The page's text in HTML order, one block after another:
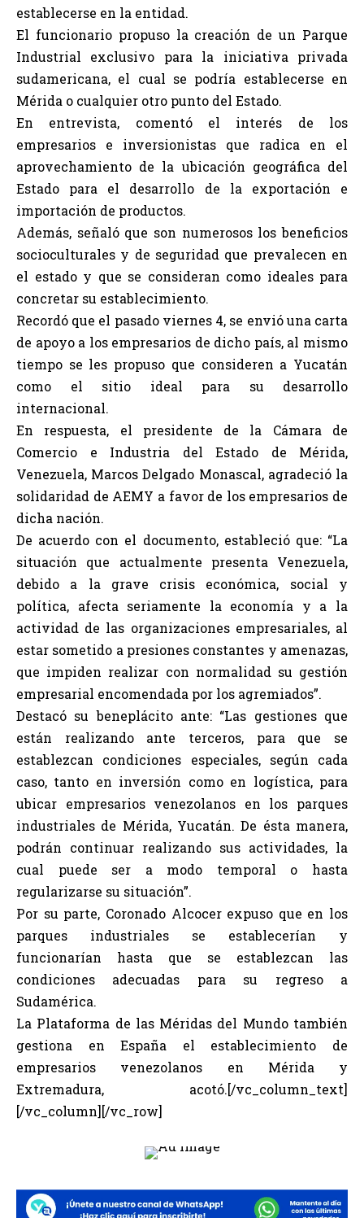
establecerse en la entidad.
El funcionario propuso la creación de un Parque
Industrial exclusivo para la iniciativa privada
sudamericana, el cual se podría establecerse en
Mérida o cualquier otro punto del Estado.
En entrevista, comentó el interés de los
empresarios e inversionistas que radica en el
aprovechamiento de la ubicación geográfica del
Estado para el desarrollo de la exportación e
importación de productos.
Además, señaló que son numerosos los beneficios
socioculturales y de seguridad que prevalecen en
el estado y que se consideran como ideales para
concretar su establecimiento.
Recordó que el pasado viernes 4, se envió una carta
de apoyo a los empresarios de dicho país, al mismo
tiempo se les propuso que consideren a Yucatán
como el sitio ideal para su desarrollo
internacional.
En respuesta, el presidente de la Cámara de
Comercio e Industria del Estado de Mérida,
Venezuela, Marcos Delgado Monascal, agradeció la
solidaridad de AEMY a favor de los empresarios de
dicha nación.
De acuerdo con el documento, estableció que: “La
situación que actualmente presenta Venezuela,
debido a la grave crisis económica, social y
política, afecta seriamente la economía y a la
actividad de las organizaciones empresariales, al
estar sometido a presiones constantes y amenazas,
que impiden realizar con normalidad su gestión
empresarial encomendada por los agremiados”.
Destacó su beneplácito ante: “Las gestiones que
están realizando ante terceros, para que se
establezcan condiciones especiales, según cada
caso, tanto en inversión como en logística, para
ubicar empresarios venezolanos en los parques
industriales de Mérida, Yucatán. De ésta manera,
podrán continuar realizando sus actividades, la
cual puede ser a modo temporal o hasta
regularizarse su situación”.
Por su parte, Coronado Alcocer expuso que en los
parques industriales se establecerían y
funcionarían hasta que se establezcan las
condiciones adecuadas para su regreso a
Sudamérica.
La Plataforma de las Méridas del Mundo también
gestiona en España el establecimiento de
empresarios venezolanos en Mérida y
Extremadura, acotó.[/vc_column_text]
[/vc_column][/vc_row]